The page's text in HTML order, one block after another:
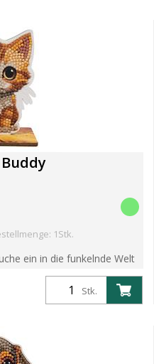
1Stk.
ein in die funkelnde Welt
die brandneue
– eine faszin...Stk.